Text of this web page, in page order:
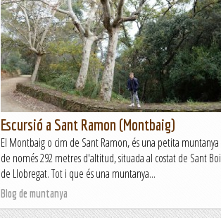
Escursió a Sant Ramon (Montbaig)
El Montbaig o cim de Sant Ramon, és una petita muntanya
de només 292 metres d'altitud, situada al costat de Sant Boi
de Llobregat. Tot i que és una muntanya...
Blog de muntanya